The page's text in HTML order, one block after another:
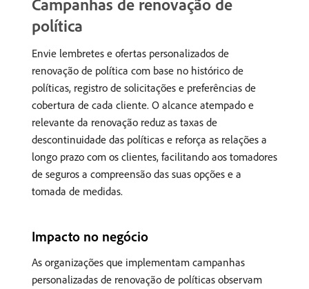
Campanhas de renovação de
política
Envie lembretes e ofertas personalizados de
renovação de política com base no histórico de
políticas, registro de solicitações e preferências de
cobertura de cada cliente. O alcance atempado e
relevante da renovação reduz as taxas de
descontinuidade das políticas e reforça as relações a
longo prazo com os clientes, facilitando aos tomadores
de seguros a compreensão das suas opções e a
tomada de medidas.
Impacto no negócio
As organizações que implementam campanhas
personalizadas de renovação de políticas observam